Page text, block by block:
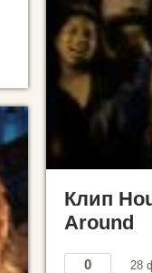
Клип
Around
0 28